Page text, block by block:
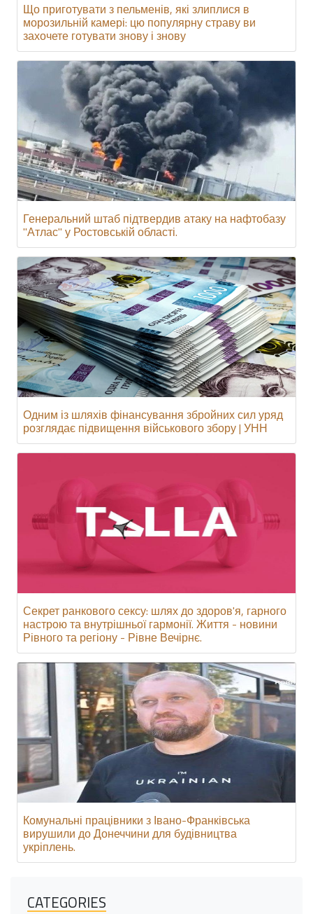
Що приготувати з пельменів, які злиплися в
морозильній камері: цю популярну страву ви
захочете готувати знову і знову
Генеральний штаб підтвердив атаку на нафтобазу
"Атлас" у Ростовській області.
Одним із шляхів фінансування збройних сил уряд
розглядає підвищення військового збору | УНН
Секрет ранкового сексу: шлях до здоров'я, гарного
настрою та внутрішньої гармонії. Життя - новини
Рівного та регіону - Рівне Вечірнє.
Комунальні працівники з Івано-Франківська
вирушили до Донеччини для будівництва
укріплень.
CATEGORIES